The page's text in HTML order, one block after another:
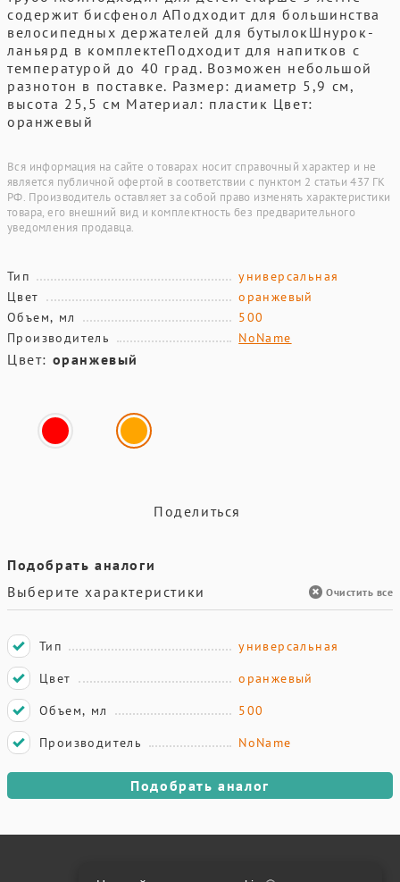
содержит бисфенол АПодходит для большинства
велосипедных держателей для бутылокШнурок-
ланьярд в комплектеПодходит для напитков с
температурой до 40 град. Возможен небольшой
разнотон в поставке. Размер: диаметр 5,9 см,
высота 25,5 см Материал: пластик Цвет:
оранжевый
Вся информация на сайте о товарах носит справочный характер и не
является публичной офертой в соответствии с пунктом 2 статьи 437 ГК
РФ. Производитель оставляет за собой право изменять характеристики
товара, его внешний вид и комплектность без предварительного
уведомления продавца.
Тип
универсальная
Цвет
оранжевый
Объем, мл
500
Производитель
NoName
Цвет: оранжевый
Поделиться
Подобрать аналоги
Выберите характеристики
Очистить все
Тип
универсальная
Цвет
оранжевый
Объем, мл
500
Производитель
NoName
Подобрать аналог
Онлайн оплата на сайте: